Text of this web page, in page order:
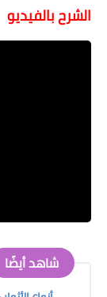
الشرح بالفيديو
شاهد أيضًا